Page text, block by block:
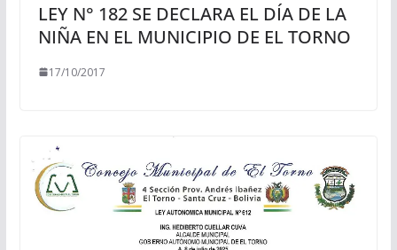
LEY N° 182 SE DECLARA EL DÍA DE LA
NIÑA EN EL MUNICIPIO DE EL TORNO
17/10/2017